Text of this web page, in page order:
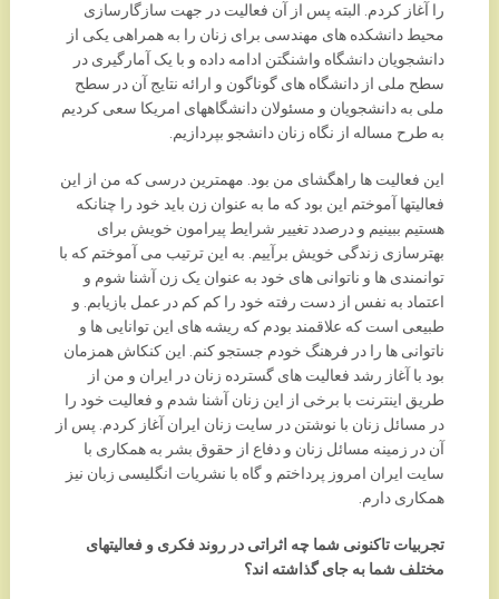
را آغاز کردم. البته پس از آن فعالیت در جهت سازگارسازی
محیط دانشکده های مهندسی برای زنان را به همراهی یکی از
دانشجویان دانشگاه واشنگتن ادامه داده و با یک آمارگیری در
سطح ملی از دانشگاه های گوناگون و ارائه نتایج آن در سطح
ملی به دانشجویان و مسئولان دانشگاههای امریکا سعی کردیم
به طرح مساله از نگاه زنان دانشجو بپردازیم.
این فعالیت ها راهگشای من بود. مهمترین درسی که من از این
فعالیتها آموختم این بود که ما به عنوان زن باید خود را چنانکه
هستیم ببینیم و درصدد تغییر شرایط پیرامون خویش برای
بهترسازی زندگی خویش برآییم. به این ترتیب می آموختم که با
توانمندی ها و ناتوانی های خود به عنوان یک زن آشنا شوم و
اعتماد به نفس از دست رفته خود را کم کم در عمل بازیابم. و
طبیعی است که علاقمند بودم که ریشه های این توانایی ها و
ناتوانی ها را در فرهنگ خودم جستجو کنم. این کنکاش همزمان
بود با آغاز رشد فعالیت های گسترده زنان در ایران و من از
طریق اینترنت با برخی از این زنان آشنا شدم و فعالیت خود را
در مسائل زنان با نوشتن در سایت زنان ایران آغاز کردم. پس از
آن در زمینه مسائل زنان و دفاع از حقوق بشر به همکاری با
سایت ایران امروز پرداختم و گاه با نشریات انگلیسی زبان نیز
همکاری دارم.
تجربیات تاکنونی شما چه اثراتی در روند فکری و فعالیتهای
مختلف شما به جای گذاشته اند؟